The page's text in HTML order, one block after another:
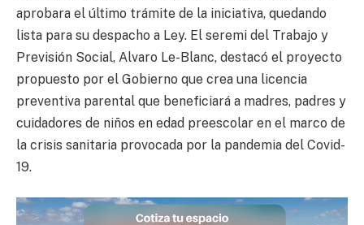
aprobara el último trámite de la iniciativa, quedando
lista para su despacho a Ley. El seremi del Trabajo y
Previsión Social, Alvaro Le-Blanc, destacó el proyecto
propuesto por el Gobierno que crea una licencia
preventiva parental que beneficiará a madres, padres y
cuidadores de niños en edad preescolar en el marco de
la crisis sanitaria provocada por la pandemia del Covid-
19.